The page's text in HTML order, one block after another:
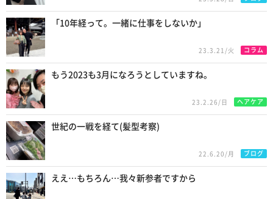
「10年経って。一緒に仕事をしないか」
23.3.21/火 コラム
もう2023も3月になろうとしていますね。
23.2.26/日 ヘアケア
世紀の一戦を経て(髪型考察)
22.6.20/月 ブログ
ええ…もちろん…我々新参者ですから